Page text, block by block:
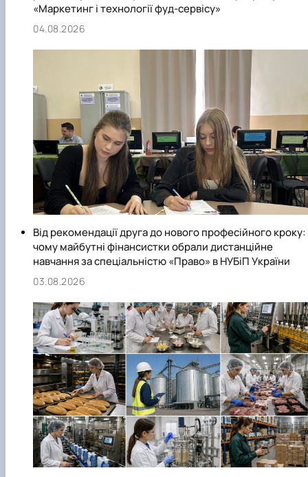
«Маркетинг і технології фуд-сервісу»
04.08.2026
Від рекомендації друга до нового професійного кроку:
чому майбутні фінансистки обрали дистанційне
навчання за спеціальністю «Право» в НУБіП України
03.08.2026